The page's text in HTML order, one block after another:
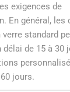
exigences de
En général, les
standard
de 15 à 30
jours.